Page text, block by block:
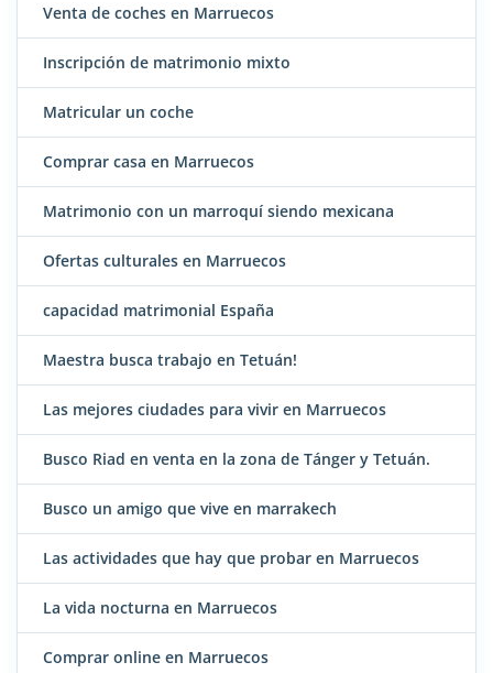
Venta de coches en Marruecos
Inscripción de matrimonio mixto
Matricular un coche
Comprar casa en Marruecos
Matrimonio con un marroquí siendo mexicana
Ofertas culturales en Marruecos
capacidad matrimonial España
Maestra busca trabajo en Tetuán!
Las mejores ciudades para vivir en Marruecos
Busco Riad en venta en la zona de Tánger y Tetuán.
Busco un amigo que vive en marrakech
Las actividades que hay que probar en Marruecos
La vida nocturna en Marruecos
Comprar online en Marruecos